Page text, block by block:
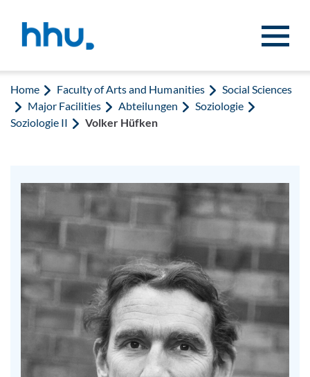
Home Faculty of Arts and Humanities
Social Sciences
Major Facilities
Abteilungen
Soziologie
Soziologie II
Volker Hüfken